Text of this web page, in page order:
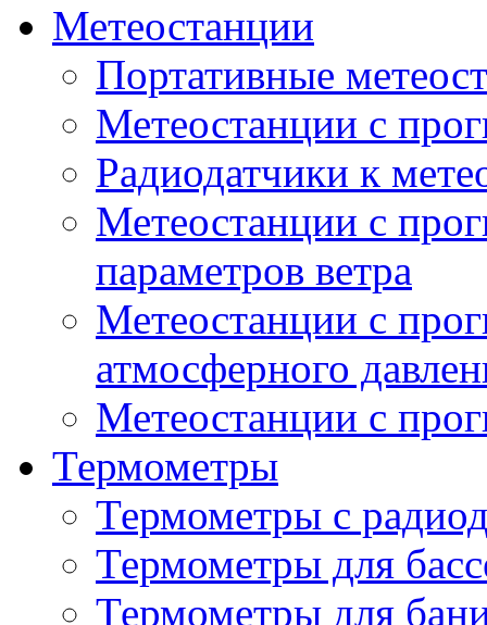
Метеостанции
Портативные
Метеостанции с
Радиодатчики к
Метеостанции с
параметров ветра
Метеостанции с
атмосферного
Метеостанции с
Термометры
Термометры с
Термометры для
Термометры для